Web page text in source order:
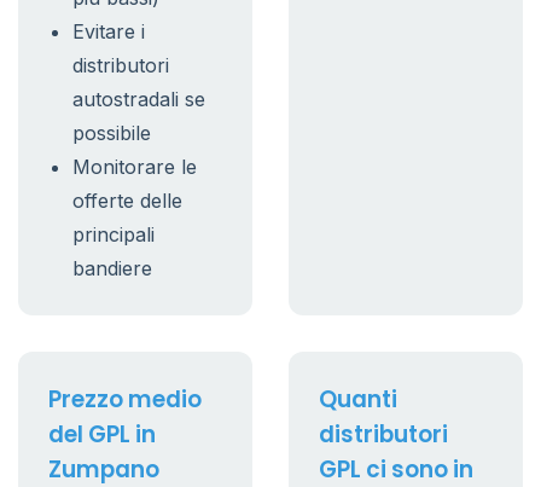
Evitare i
distributori
autostradali se
possibile
Monitorare le
offerte delle
principali
bandiere
Prezzo medio
del GPL in
Zumpano
Quanti
distributori
GPL ci sono in